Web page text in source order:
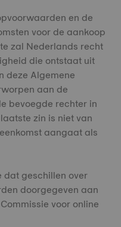
en de
voor de aankoop
zal Nederlands recht
die ontstaat uit
deze Algemene
aan de
bevoegde rechter in
zin is niet van
aangaat als
dat geschillen over
doorgegeven aan
voor online